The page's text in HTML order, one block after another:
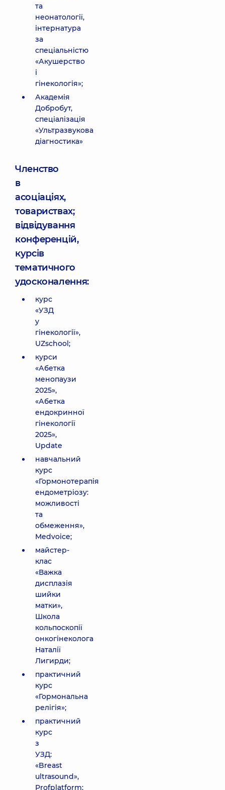
та
неонатології,
інтернатура
за
спеціальністю
«Акушерство
і
гінекологія»;
Академія
Добробут,
спеціалізація
«Ультразвукова
діагностика»
Членство
в
асоціаціях,
товариствах;
відвідування
конференцій,
курсів
тематичного
удосконалення:
курс
«УЗД
у
гінекології»,
UZschool;
курси
«Абетка
менопаузи
2025»,
«Абетка
ендокринної
гінекології
2025»,
Update
навчальний
курс
«Гормонотерапія
ендометріозу:
можливості
та
обмеження»,
Medvoice;
майстер-
клас
«Важка
дисплазія
шийки
матки»,
Школа
кольпоскопії
онкогінеколога
Наталії
Лигирди;
практичний
курс
«Гормональна
релігія»;
практичний
курс
з
УЗД:
«Breast
ultrasound»,
Profplatform;